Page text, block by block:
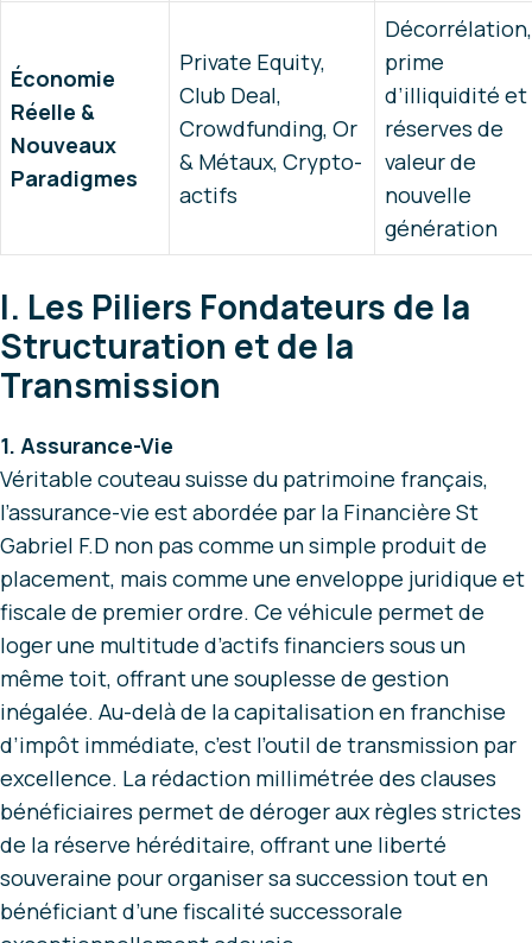
Économie
Réelle &
Nouveaux
Paradigmes
Private Equity,
Club Deal,
Crowdfunding, Or
& Métaux, Crypto-
actifs
Décorrélation,
prime
d’illiquidité et
réserves de
valeur de
nouvelle
génération
I. Les Piliers Fondateurs de la
Structuration et de la
Transmission
1. Assurance-Vie
Véritable couteau suisse du patrimoine français,
l’assurance-vie est abordée par la Financière St
Gabriel F.D non pas comme un simple produit de
placement, mais comme une enveloppe juridique et
fiscale de premier ordre. Ce véhicule permet de
loger une multitude d’actifs financiers sous un
même toit, offrant une souplesse de gestion
inégalée. Au-delà de la capitalisation en franchise
d’impôt immédiate, c’est l’outil de transmission par
excellence. La rédaction millimétrée des clauses
bénéficiaires permet de déroger aux règles strictes
de la réserve héréditaire, offrant une liberté
souveraine pour organiser sa succession tout en
bénéficiant d’une fiscalité successorale